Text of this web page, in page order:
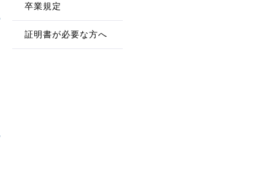
卒業規定
証明書が必要な方へ